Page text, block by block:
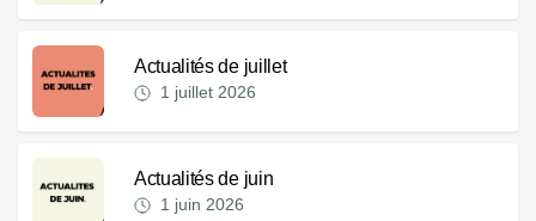
Actualités de juillet
1 juillet 2026
Actualités de juin
1 juin 2026